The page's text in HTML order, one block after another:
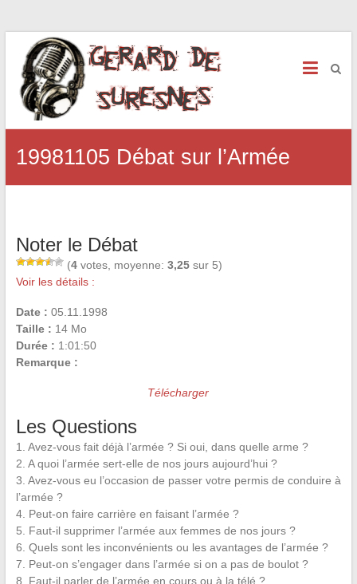
19981105 Débat sur l’Armée
Noter le Débat
(4votes, moyenne: 3,25sur 5)
Voir les détails :
Date : 05.11.1998
Taille : 14 Mo
Durée : 1:01:50
Remarque :
Télécharger
Les Questions
1. Avez-vous fait déjà l’armée ? Si oui, dans quelle arme ?
2. A quoi l’armée sert-elle de nos jours aujourd’hui ?
3. Avez-vous eu l’occasion de passer votre permis de conduire à
l’armée ?
4. Peut-on faire carrière en faisant l’armée ?
5. Faut-il supprimer l’armée aux femmes de nos jours ?
6. Quels sont les inconvénients ou les avantages de l’armée ?
7. Peut-on s’engager dans l’armée si on a pas de boulot ?
8. Faut-il parler de l’armée en cours ou à la télé ?